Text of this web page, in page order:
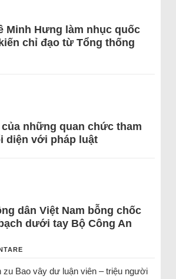
Minh Hưng làm nhục quốc
chỉ đạo từ Tổng thống
những quan chức tham
diện với pháp luật
dân Việt Nam bỗng chốc
dưới tay Bộ Công An
zu Bao vây dư luận viên – triệu người